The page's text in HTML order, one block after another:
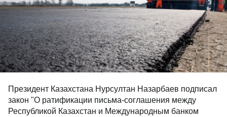
Президент Казахстана Нурсултан Назарбаев подписал
закон "О ратификации письма-соглашения между
Республикой Казахстан и Международным банком